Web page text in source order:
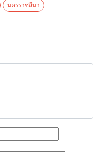
นครราชสีมา